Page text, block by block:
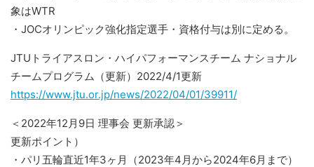
象はWTR
・JOCオリンピック強化指定選手・資格付与は別に定める。
JTUトライアスロン・ハイパフォーマンスチーム ナショナル
チームプログラム（更新）2022/4/1更新
https://www.jtu.or.jp/news/2022/04/01/39911/
＜2022年12月9日 理事会 更新承認＞
更新ポイント）
・パリ五輪直近1年3ヶ月（2023年4月から2024年6月まで）